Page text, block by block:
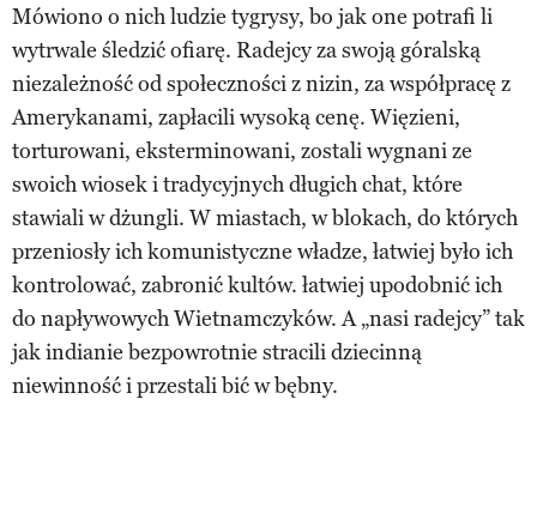
Mówiono o nich ludzie tygrysy, bo jak one potrafi li
wytrwale śledzić ofiarę. Radejcy za swoją góralską
niezależność od społeczności z nizin, za współpracę z
Amerykanami, zapłacili wysoką cenę. Więzieni,
torturowani, eksterminowani, zostali wygnani ze
swoich wiosek i tradycyjnych długich chat, które
stawiali w dżungli. W miastach, w blokach, do których
przeniosły ich komunistyczne władze, łatwiej było ich
kontrolować, zabronić kultów. łatwiej upodobnić ich
do napływowych Wietnamczyków. A „nasi radejcy” tak
jak indianie bezpowrotnie stracili dziecinną
niewinność i przestali bić w bębny.